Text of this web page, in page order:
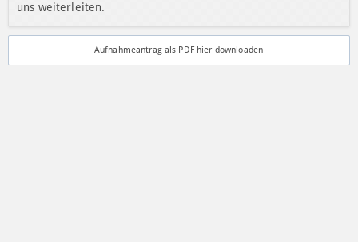
uns weiterleiten.
Aufnahmeantrag als PDF hier downloaden